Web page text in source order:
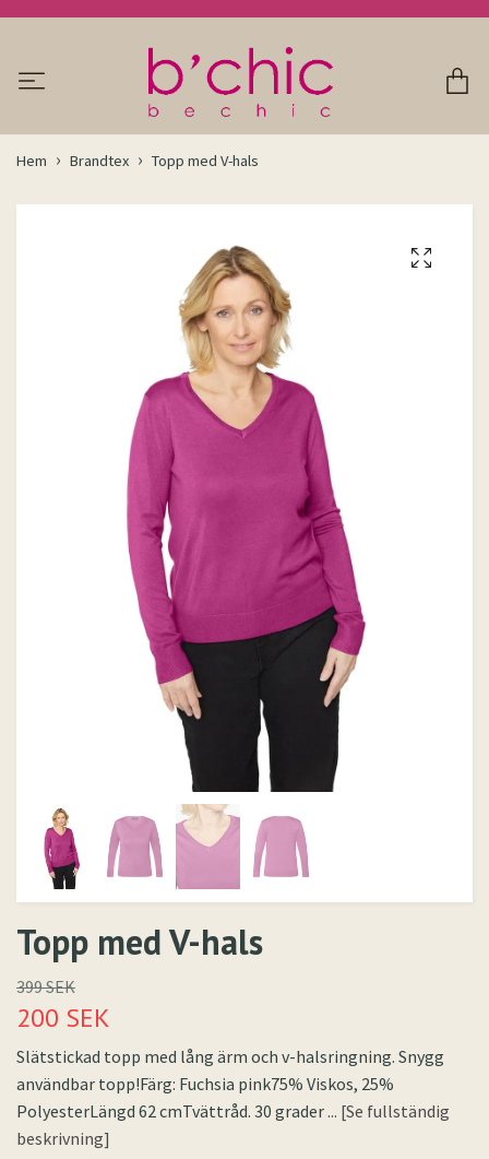
Hem Brandtex Topp med V-hals
Topp med V-hals
399 SEK
200 SEK
Slätstickad topp med lång ärm och v-halsringning. Snygg
användbar topp!Färg: Fuchsia pink75% Viskos, 25%
PolyesterLängd 62 cmTvättråd. 30 grader ... [Se fullständig
beskrivning]